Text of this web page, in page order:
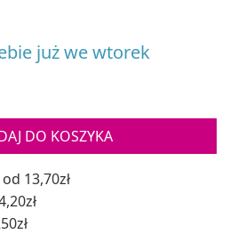
już we wtorek
DO KOSZYKA
13,70zł